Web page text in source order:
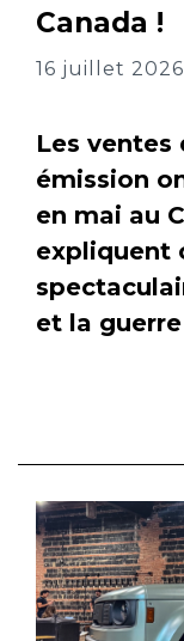
Canada !
16 juillet 2026
Les ventes
émission
en mai au
expliquent
et la